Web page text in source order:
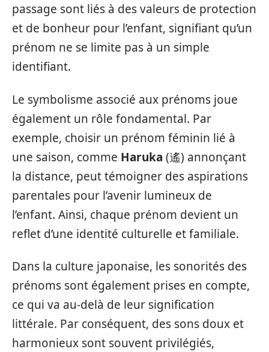
passage sont liés à des valeurs de protection
et de bonheur pour l’enfant, signifiant qu’un
prénom ne se limite pas à un simple
identifiant.
Le symbolisme associé aux prénoms joue
également un rôle fondamental. Par
exemple, choisir un prénom féminin lié à
une saison, comme Haruka (遙) annonçant
la distance, peut témoigner des aspirations
parentales pour l’avenir lumineux de
l’enfant. Ainsi, chaque prénom devient un
reflet d’une identité culturelle et familiale.
Dans la culture japonaise, les sonorités des
prénoms sont également prises en compte,
ce qui va au-delà de leur signification
littérale. Par conséquent, des sons doux et
harmonieux sont souvent privilégiés,